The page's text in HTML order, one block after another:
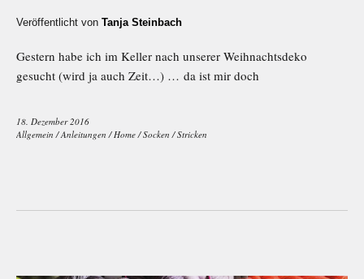
Veröffentlicht von Tanja Steinbach
Gestern habe ich im Keller nach unserer Weihnachtsdeko
gesucht (wird ja auch Zeit…) … da ist mir doch
18. Dezember 2016
Allgemein /Anleitungen /Home/Socken /Stricken